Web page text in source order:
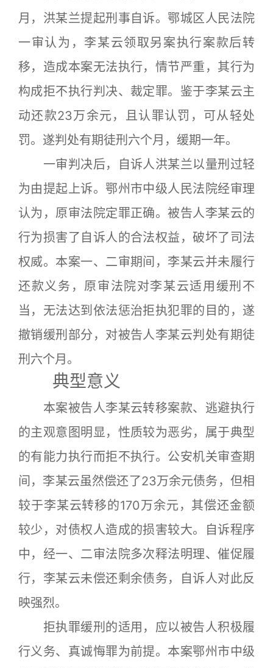
月，洪某兰提起刑事自诉。鄂城区人民法院
一审认为，李某云领取另案执行案款后转
移，造成本案无法执行，情节严重，其行为
构成拒不执行判决、裁定罪。鉴于李某云主
动还款23万余元，且认罪认罚，可从轻处
罚。遂判处有期徒刑六个月，缓期一年。
一审判决后，自诉人洪某兰以量刑过轻
为由提起上诉。鄂州市中级人民法院经审理
认为，原审法院定罪正确。被告人李某云的
行为损害了自诉人的合法权益，破坏了司法
权威。本案一、二审期间，李某云并未履行
还款义务，原审法院对李某云适用缓刑不
当，无法达到依法惩治拒执犯罪的目的，遂
撤销缓刑部分，对被告人李某云判处有期徒
刑六个月。
典型意义
本案被告人李某云转移案款、逃避执行
的主观意图明显，性质较为恶劣，属于典型
的有能力执行而拒不执行。公安机关审查期
间，李某云虽然偿还了23万余元债务，但相
较于李某云转移的170万余元，其偿还金额
较少，对债权人造成的损害较大。自诉程序
中，经一、二审法院多次释法明理、催促履
行，李某云未偿还剩余债务，自诉人对此反
映强烈。
拒执罪缓刑的适用，应以被告人积极履
行义务、真诚悔罪为前提。本案鄂州市中级